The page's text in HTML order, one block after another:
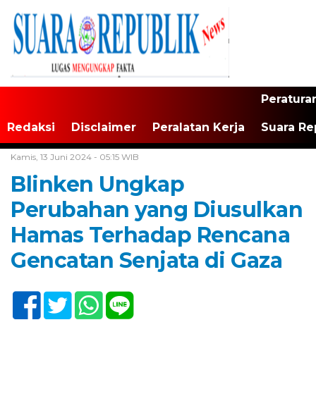
Redaksi Disclaimer Peralatan Kerja Suara
Kamis, 13 Juni 2024 - 05:15 WIB
Blinken Ungkap
Perubahan yang Diusulkan
Hamas Terhadap Rencana
Gencatan Senjata di Gaza